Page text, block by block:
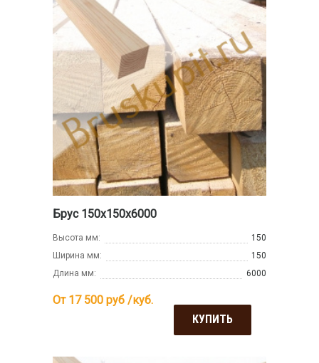
Брус 150х150х6000
Высота мм:
150
Ширина мм:
150
Длина мм:
6000
От 17 500 руб /куб.
КУПИТЬ